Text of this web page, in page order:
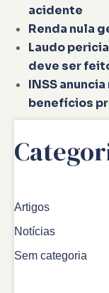
acidente
Renda nula
Laudo
deve ser
INSS
benefícios
Artigos
Notícias
Sem categoria